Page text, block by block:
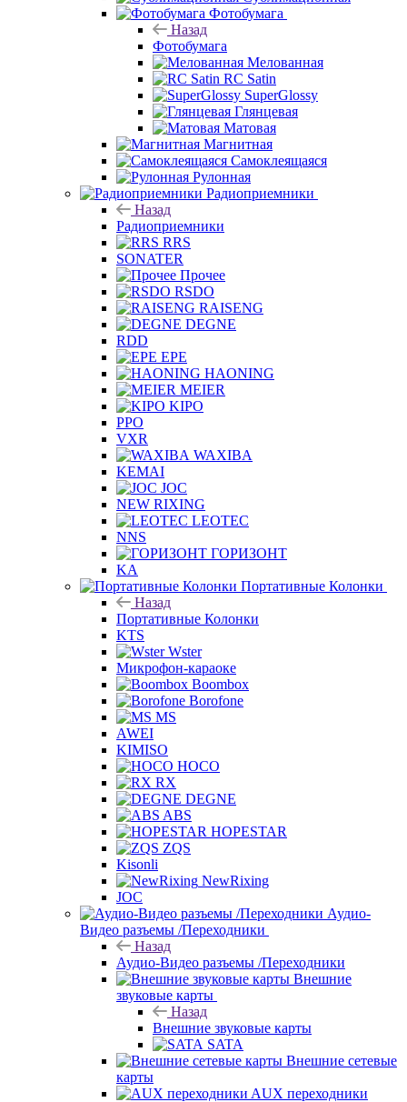
Фотобумага
Назад
Фотобумага
Мелованная
RC Satin
SuperGlossy
Глянцевая
Матовая
Магнитная
Самоклеящаяся
Рулонная
Радиоприемники
Назад
Радиоприемники
RRS
SONATER
Прочее
RSDO
RAISENG
DEGNE
RDD
EPE
HAONING
MEIER
KIPO
PPO
VXR
WAXIBA
KEMAI
JOC
NEW RIXING
LEOTEC
NNS
ГОРИЗОНТ
KA
Портативные Колонки
Назад
Портативные Колонки
KTS
Wster
Микрофон-караоке
Boombox
Borofone
MS
AWEI
KIMISO
HOCO
RX
DEGNE
ABS
HOPESTAR
ZQS
Kisonli
NewRixing
JOC
Аудио-
Видео разъемы /Переходники
Назад
Аудио-Видео разъемы /Переходники
Внешние
звуковые карты
Назад
Внешние звуковые карты
SATA
Внешние сетевые
карты
AUX переходники